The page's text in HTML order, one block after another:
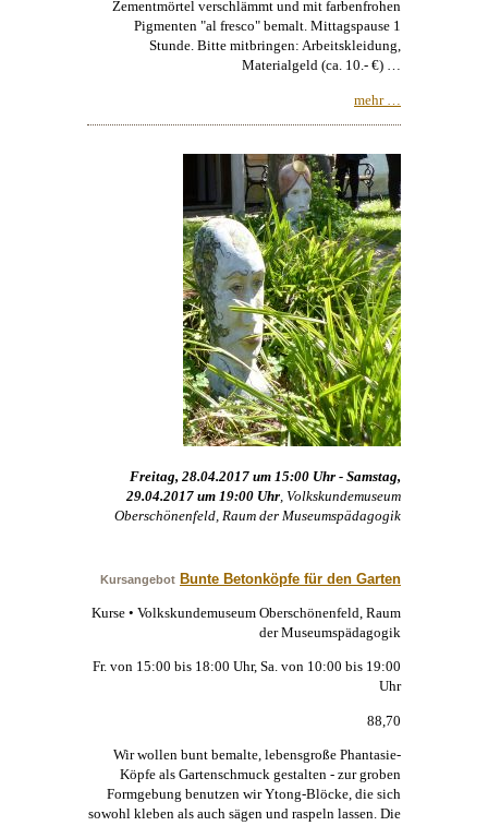
Zementmörtel verschlämmt und mit farbenfrohen
Pigmenten "al fresco" bemalt. Mittagspause 1
Stunde. Bitte mitbringen: Arbeitskleidung,
Materialgeld (ca. 10.- €) …
mehr …
Freitag, 28.04.2017 um 15:00 Uhr - Samstag,
29.04.2017 um 19:00 Uhr , Volkskundemuseum
Oberschönenfeld, Raum der Museumspädagogik
Kursangebot Bunte Betonköpfe für den Garten
Kurse • Volkskundemuseum Oberschönenfeld, Raum
der Museumspädagogik
Fr. von 15:00 bis 18:00 Uhr, Sa. von 10:00 bis 19:00
Uhr
88,70
Wir wollen bunt bemalte, lebensgroße Phantasie-
Köpfe als Gartenschmuck gestalten - zur groben
Formgebung benutzen wir Ytong-Blöcke, die sich
sowohl kleben als auch sägen und raspeln lassen. Die